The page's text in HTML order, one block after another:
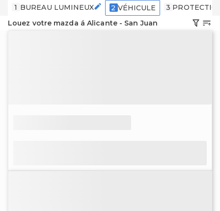
1 BUREAU LUMINEUX 2 VÉHICULE 3
Louez votre mazda á Alicante - San Juan